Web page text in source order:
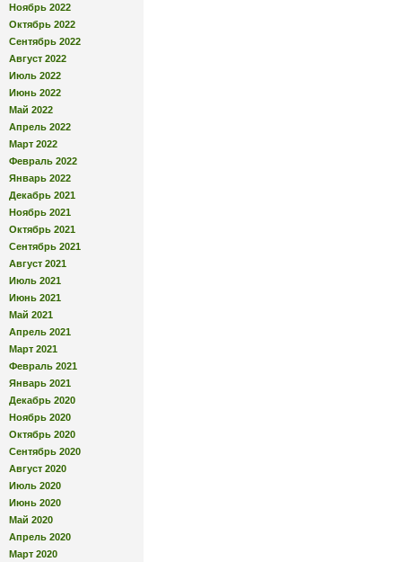
Ноябрь 2022
Октябрь 2022
Сентябрь 2022
Август 2022
Июль 2022
Июнь 2022
Май 2022
Апрель 2022
Март 2022
Февраль 2022
Январь 2022
Декабрь 2021
Ноябрь 2021
Октябрь 2021
Сентябрь 2021
Август 2021
Июль 2021
Июнь 2021
Май 2021
Апрель 2021
Март 2021
Февраль 2021
Январь 2021
Декабрь 2020
Ноябрь 2020
Октябрь 2020
Сентябрь 2020
Август 2020
Июль 2020
Июнь 2020
Май 2020
Апрель 2020
Март 2020